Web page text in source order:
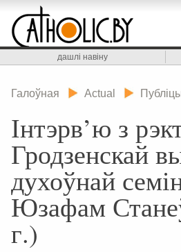
дашлі навіну
Галоўная Actual
Інтэрв’ю з
Гродзенскай
духоўнай
Юзафам
г.)